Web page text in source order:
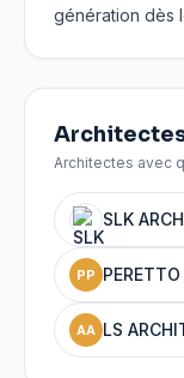
génération dès
Architectes avec
SLK
PP
AA LS